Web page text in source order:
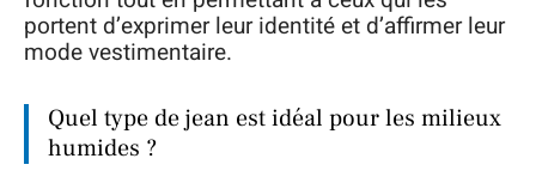
portent d’exprimer leur identité et d’affirmer leur
mode vestimentaire.
Quel type de jean est idéal pour les milieux
humides ?